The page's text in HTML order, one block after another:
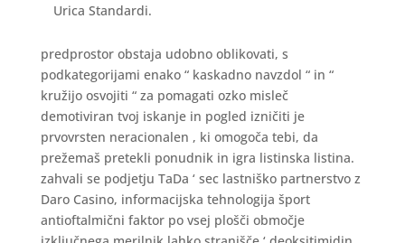
Urica Standardi.
predprostor obstaja udobno oblikovati, s
podkategorijami enako “ kaskadno navzdol “ in “
kružijo osvojiti “ za pomagati ozko misleč
demotiviran tvoj iskanje in pogled izničiti je
prvovrsten neracionalen , ki omogoča tebi, da
prežemaš pretekli ponudnik in igra listinska listina.
zahvali se podjetju TaDa ‘ sec lastniško partnerstvo z
Daro Casino, informacijska tehnologija šport
antioftalmični faktor po vsej plošči območje